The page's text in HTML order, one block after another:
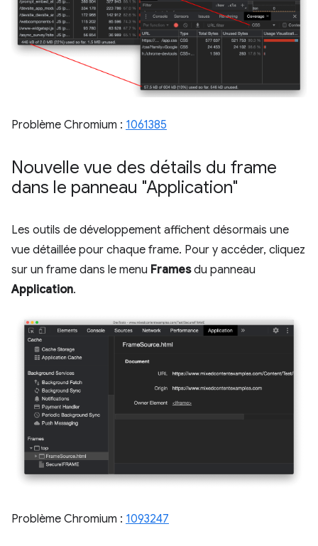
Problème Chromium : 1061385
Nouvelle vue des détails du frame
dans le panneau "Application"
Les outils de développement affichent désormais une
vue détaillée pour chaque frame. Pour y accéder, cliquez
sur un frame dans le menu Framesdu panneau
Application.
Problème Chromium : 1093247